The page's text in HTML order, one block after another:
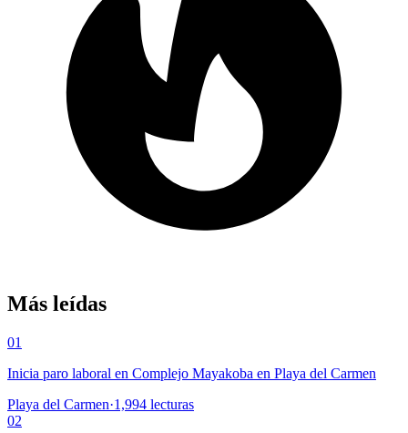
Más leídas
01
Inicia paro laboral en Complejo Mayakoba en Playa del Carmen
Playa del Carmen·1,994 lecturas
02